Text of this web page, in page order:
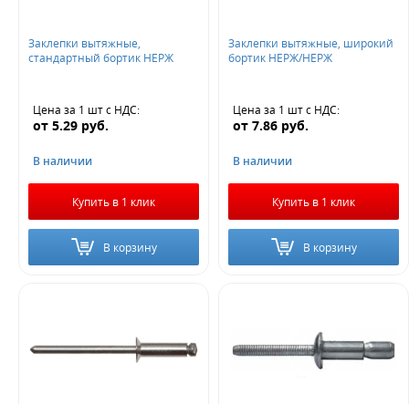
Заклепки вытяжные,
стандартный бортик НЕРЖ
Цена за 1 штс НДС:
от 5.29 руб.
В наличии
Купить в 1 клик
В корзину
Заклепки вытяжные, широкий
бортик НЕРЖ/НЕРЖ
Цена за 1 штс НДС:
от 7.86 руб.
В наличии
Купить в 1 клик
В корзину